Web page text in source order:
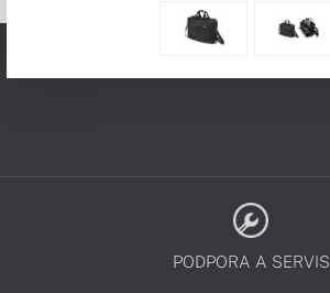
PODPORA A SERVIS